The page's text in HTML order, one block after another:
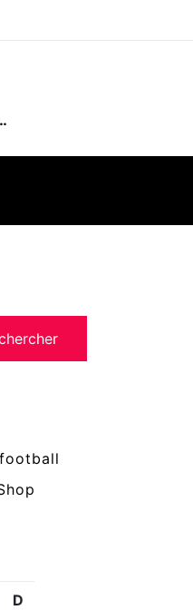
D